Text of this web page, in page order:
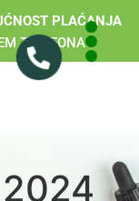
PLAĆANJA
TELEFONA